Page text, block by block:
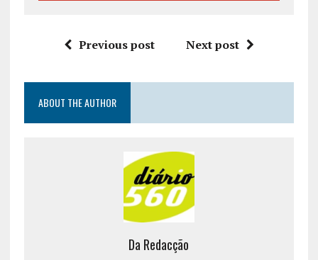
Previous post Next post
ABOUT THE AUTHOR
Da Redacção